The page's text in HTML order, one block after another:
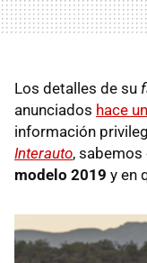
Los detalles de su
anunciados hace
información
Interauto,
modelo 2019 y en